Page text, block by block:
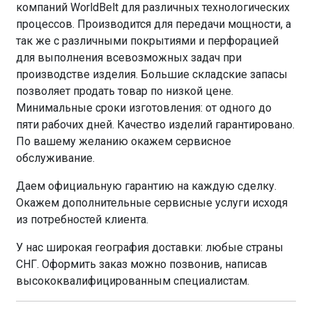
компаний WorldBelt для различных технологических
процессов. Производится для передачи мощности, а
так же с различными покрытиями и перфорацией
для выполнения всевозможных задач при
производстве изделия. Большие складские запасы
позволяет продать товар по низкой цене.
Минимальные сроки изготовления: от одного до
пяти рабочих дней. Качество изделий гарантировано.
По вашему желанию окажем сервисное
обслуживание.
Даем официальную гарантию на каждую сделку.
Окажем дополнительные сервисные услуги исходя
из потребностей клиента.
У нас широкая география доставки: любые страны
СНГ. Оформить заказ можно позвонив, написав
высококвалифицированным специалистам.